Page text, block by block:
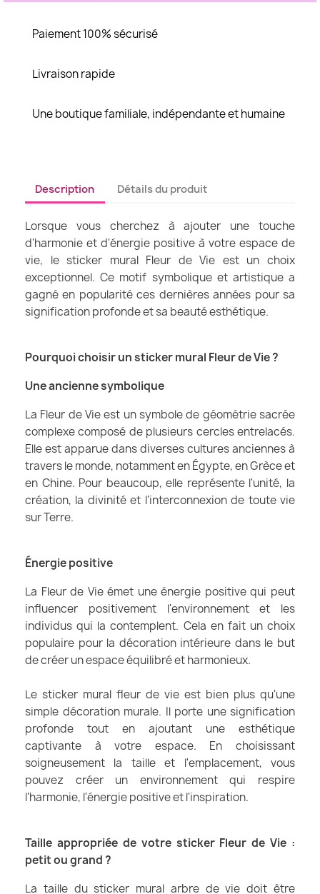
Paiement 100% sécurisé
Livraison rapide
Une boutique familiale, indépendante et humaine
Description Détails du produit
Lorsque vous cherchez à ajouter une touche
d'harmonie et d'énergie positive à votre espace de
vie, le sticker mural Fleur de Vie est un choix
exceptionnel. Ce motif symbolique et artistique a
gagné en popularité ces dernières années pour sa
signification profonde et sa beauté esthétique.
Pourquoi choisir un sticker mural Fleur de Vie ?
Une ancienne symbolique
La Fleur de Vie est un symbole de géométrie sacrée
complexe composé de plusieurs cercles entrelacés.
Elle est apparue dans diverses cultures anciennes à
travers le monde, notamment en Égypte, en Grèce et
en Chine. Pour beaucoup, elle représente l'unité, la
création, la divinité et l'interconnexion de toute vie
sur Terre.
Énergie positive
La Fleur de Vie émet une énergie positive qui peut
influencer positivement l'environnement et les
individus qui la contemplent. Cela en fait un choix
populaire pour la décoration intérieure dans le but
de créer un espace équilibré et harmonieux.
Le sticker mural fleur de vie est bien plus qu'une
simple décoration murale. Il porte une signification
profonde tout en ajoutant une esthétique
captivante à votre espace. En choisissant
soigneusement la taille et l'emplacement, vous
pouvez créer un environnement qui respire
l'harmonie, l'énergie positive et l'inspiration.
Taille appropriée de votre sticker Fleur de Vie :
petit ou grand ?
La taille du sticker mural arbre de vie doit être